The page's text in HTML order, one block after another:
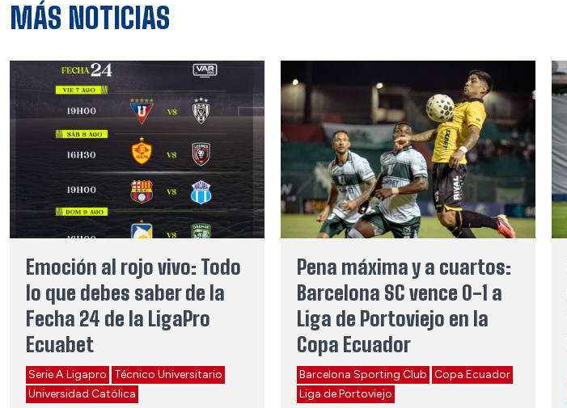
MÁS NOTICIAS
Emoción al rojo vivo: Todo
lo que debes saber de la
Fecha 24 de la LigaPro
Ecuabet
Serie A Ligapro
Técnico Universitario
Universidad Católica
Pena máxima y a cuartos:
Barcelona SC vence 0-1 a
Liga de Portoviejo en la
Copa Ecuador
Barcelona Sporting Club Copa Ecuador
Liga de Portoviejo